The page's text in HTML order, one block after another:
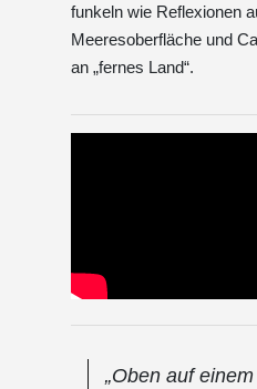
funkeln wie Reflexionen
Meeresoberfläche und
an „fernes Land“.
„Oben auf